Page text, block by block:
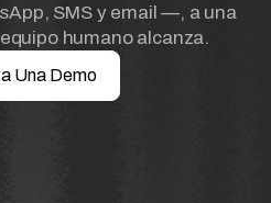
SMS y email —, a una
humano alcanza.
Una Demo